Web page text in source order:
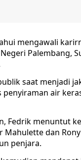
mengawali
Palembang,
saat menjadi
penyiraman air
Fedrik menuntut
Mahulette dan
penjara.